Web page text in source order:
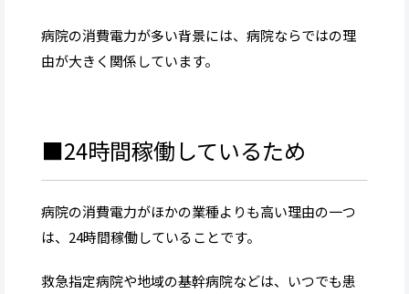
病院の消費電力が多い背景には、病院ならではの理
由が大きく関係しています。
■24時間稼働しているため
病院の消費電力がほかの業種よりも高い理由の一つ
は、24時間稼働していることです。
救急指定病院や地域の基幹病院などは、いつでも患